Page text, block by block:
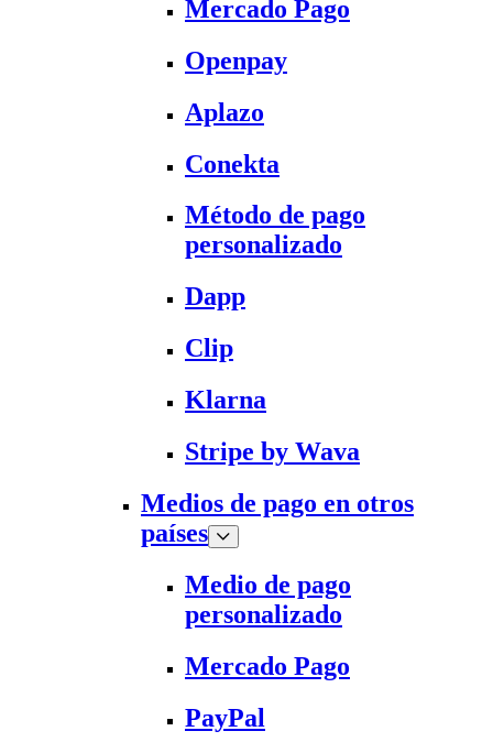
Mercado Pago
Openpay
Aplazo
Conekta
Método de pago
personalizado
Dapp
Clip
Klarna
Stripe by Wava
Medios de pago en otros
países
Medio de pago
personalizado
Mercado Pago
PayPal